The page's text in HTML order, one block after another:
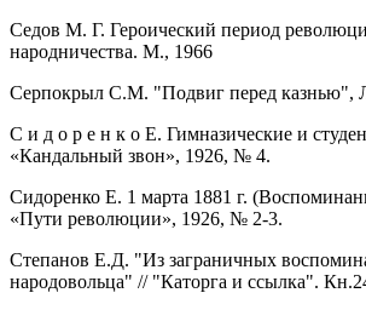
Седов М. Г. Героический период
народничества. М., 1966
Серпокрыл С.М. "Подвиг перед казнью",
С и д о р е н к о Е. Гимназические и
«Кандальный звон», 1926, № 4.
Сидоренко Е. 1 марта 1881 г.
«Пути революции», 1926, № 2-3.
Степанов Е.Д. "Из заграничных
народовольца" // "Каторга и ссылка".